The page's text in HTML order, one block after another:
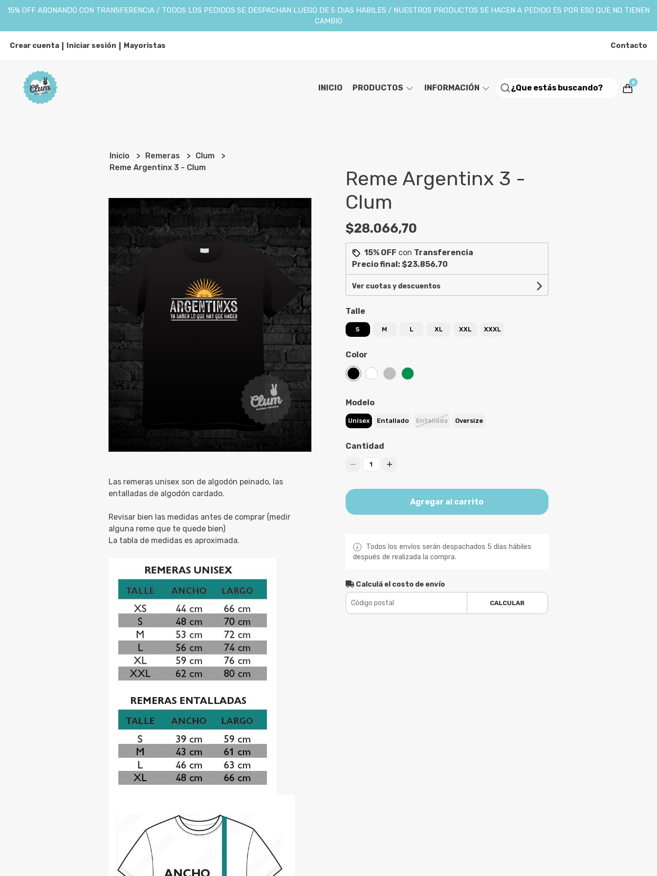
15% OFF ABONANDO CON TRANSFERENCIA / TODOS LOS PEDIDOS SE DESPACHAN LUEGO DE 5 DIAS HABILES / NUESTROS PRODUCTOS SE HACEN A PEDIDO ES POR ESO QUE NO TIENEN
CAMBIO
Crear cuenta Iniciar sesión Mayoristas Contacto
INICIO PRODUCTOS INFORMACIÓN
0
Inicio Remeras
Clum
Reme Argentinx 3 - Clum
Las remeras unisex son de algodón peinado, las
entalladas de algodón cardado.
Revisar bien las medidas antes de comprar (medir
alguna reme que te quede bien)
La tabla de medidas es aproximada.
Reme Argentinx 3 -
Clum
$28.066,70
15% OFF con Transferencia
Precio final: $23.856,70
Ver cuotas y descuentos
Talle
S M L XL XXL XXXL
Color
Modelo
Unisex Entallado Entallada Oversize
Cantidad
1
Agregar al carrito
Todos los envíos serán despachados 5 días hábiles
después de realizada la compra.
Calculá el costo de envío
CALCULAR